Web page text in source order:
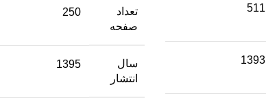
511
1393
تعداد
صفحه
250
سال
انتشار
1395